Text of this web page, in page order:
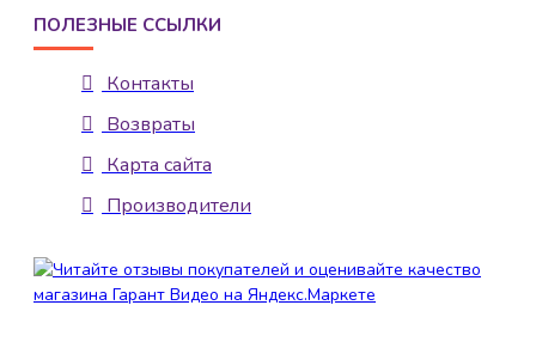
ПОЛЕЗНЫЕ ССЫЛКИ
Контакты
Возвраты
Карта сайта
Производители